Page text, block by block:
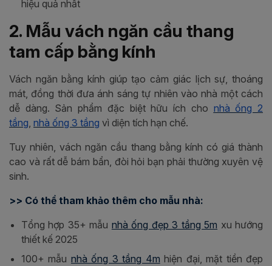
hiệu quả nhất
2. Mẫu vách ngăn cầu thang
tam cấp bằng kính
Vách ngăn bằng kính giúp tạo cảm giác lịch sự, thoáng
mát, đồng thời đưa ánh sáng tự nhiên vào nhà một cách
dễ dàng. Sản phẩm đặc biệt hữu ích cho nhà ống 2
tầng nhà ống 3 tầng vì diện tích hạn chế.
Tuy nhiên, vách ngăn cầu thang bằng kính có giá thành
cao và rất dễ bám bẩn, đòi hỏi bạn phải thường xuyên vệ
sinh.
>> Có thể tham khảo thêm cho mẫu nhà:
Tổng hợp 35+ mẫu nhà ống đẹp 3 tầng 5m xu hướng
thiết kế 2025
100+ mẫu nhà ống 3 tầng 4m hiện đại, mặt tiền đẹp